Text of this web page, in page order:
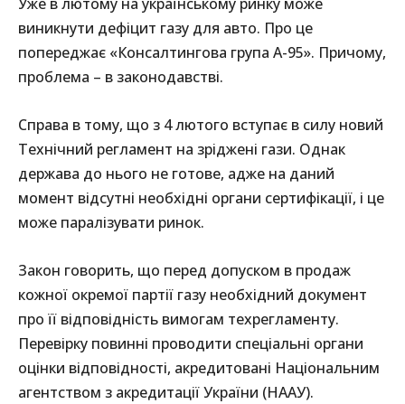
виникнути дефіцит газу для авто. Про це
попереджає «Консалтингова група А-95». Причому,
проблема – в законодавстві.
Справа в тому, що з 4 лютого вступає в силу новий
Технічний регламент на зріджені гази. Однак
держава до нього не готове, адже на даний
момент відсутні необхідні органи сертифікації, і це
може паралізувати ринок.
Закон говорить, що перед допуском в продаж
кожної окремої партії газу необхідний документ
про її відповідність вимогам техрегламенту.
Перевірку повинні проводити спеціальні органи
оцінки відповідності, акредитовані Національним
агентством з акредитації України (НААУ).